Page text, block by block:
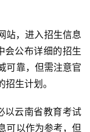
站，进入招生信息
会公布详细的招生
可靠，但需注意官
生计划。
以云南省教育考试
可以作为参考，但